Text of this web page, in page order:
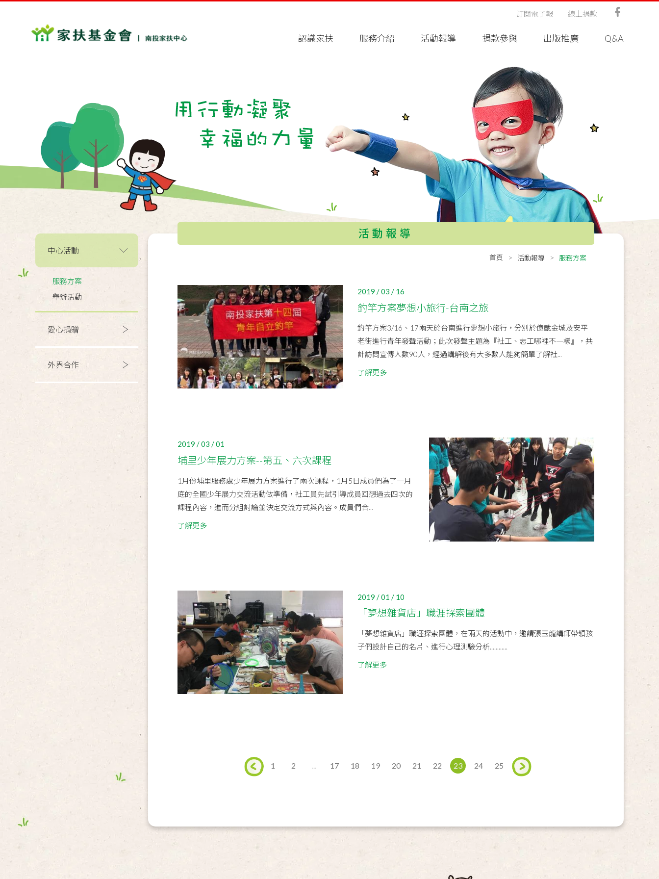
認識家扶 服務介紹 活動報導 捐款參與 出版推廣 Q&A
訂閱電子報 線上捐款
中心活動
服務方案
舉辦活動
愛心捐贈
外界合作
活動報導
首頁 活動報導 服務方案
2019 / 03 / 16
釣竿方案夢想小旅行-台南之旅
釣竿方案3/16、17兩天於台南進行夢想小旅行，分別於億載金城及安平
老街進行青年發聲活動；此次發聲主題為『社工、志工哪裡不一樣』，共
計訪問宣傳人數90人，經過講解後有大多數人能夠簡單了解社...
了解更多
2019 / 03 / 01
埔里少年展力方案--第五、六次課程
1月份埔里服務處少年展力方案進行了兩次課程，1月5日成員們為了一月
底的全國少年展力交流活動做準備，社工員先試引導成員回想過去四次的
課程內容，進而分組討論並決定交流方式與內容。成員們合...
了解更多
2019 / 01 / 10
「夢想雜貨店」職涯探索團體
「夢想雜貨店」職涯探索團體，在兩天的活動中，邀請張玉龍講師帶領孩
子們設計自己的名片、進行心理測驗分析............
了解更多
1 2 ... 17 18 19 20 21 22 23 24 25